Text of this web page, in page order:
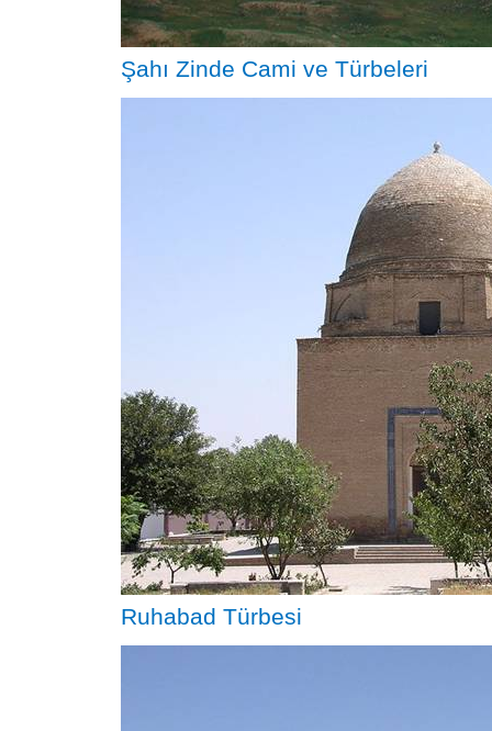
Şahı Zinde Cami ve Türbeleri
Ruhabad Türbesi